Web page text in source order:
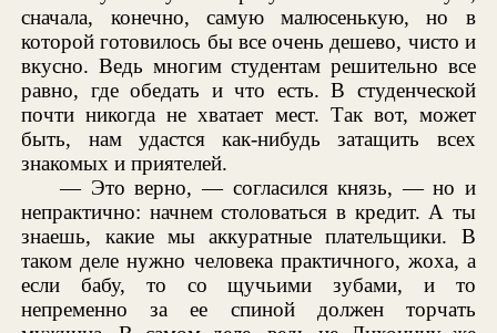
сначала, конечно, самую малюсенькую, но в
которой готовилось бы все очень дешево, чисто и
вкусно. Ведь многим студентам решительно все
равно, где обедать и что есть. В студенческой
почти никогда не хватает мест. Так вот, может
быть, нам удастся как-нибудь затащить всех
знакомых и приятелей.
— Это верно, — согласился князь, — но и
непрактично: начнем столоваться в кредит. А ты
знаешь, какие мы аккуратные плательщики. В
таком деле нужно человека практичного, жоха, а
если бабу, то со щучьими зубами, и то
непременно за ее спиной должен торчать